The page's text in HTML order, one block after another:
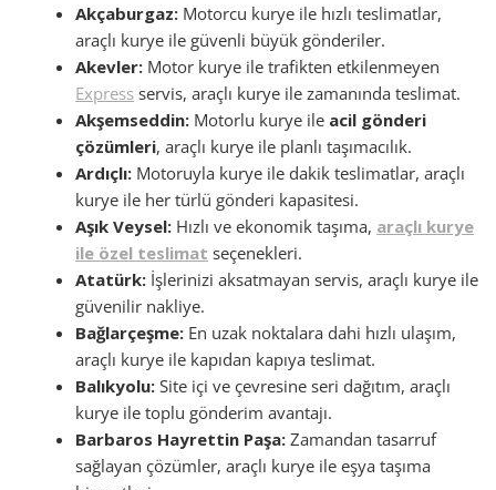
Akçaburgaz: Motorcu kurye ile hızlı teslimatlar,
araçlı kurye ile güvenli büyük gönderiler.
Akevler: Motor kurye ile trafikten etkilenmeyen
Express servis, araçlı kurye ile zamanında teslimat.
Akşemseddin: Motorlu kurye ile acil gönderi
çözümleri, araçlı kurye ile planlı taşımacılık.
Ardıçlı: Motoruyla kurye ile dakik teslimatlar, araçlı
kurye ile her türlü gönderi kapasitesi.
Aşık Veysel: Hızlı ve ekonomik taşıma, araçlı kurye
ile özel teslimat seçenekleri.
Atatürk: İşlerinizi aksatmayan servis, araçlı kurye ile
güvenilir nakliye.
Bağlarçeşme: En uzak noktalara dahi hızlı ulaşım,
araçlı kurye ile kapıdan kapıya teslimat.
Balıkyolu: Site içi ve çevresine seri dağıtım, araçlı
kurye ile toplu gönderim avantajı.
Barbaros Hayrettin Paşa: Zamandan tasarruf
sağlayan çözümler, araçlı kurye ile eşya taşıma